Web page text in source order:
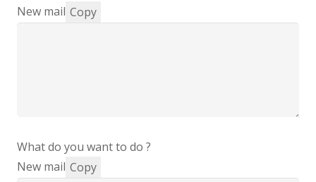
New mail Copy
What do you want to do ?
New mail Copy